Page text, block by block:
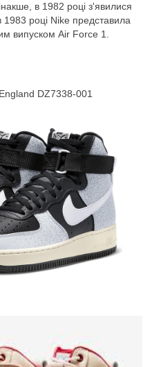
в 1982 році з'явилися
1983 році Nike представила
випуском Air Force 1.